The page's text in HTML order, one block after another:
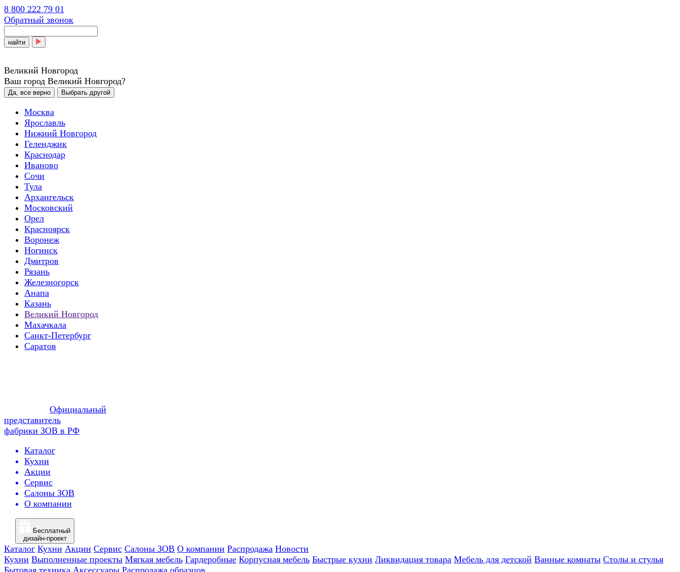
8 800 222 79 01
Обратный звонок
найти
Великий Новгород
Ваш город Великий Новгород?
Да, все верно Выбрать другой
Москва
Ярославль
Нижний Новгород
Геленджик
Краснодар
Иваново
Сочи
Тула
Архангельск
Московский
Орел
Красноярск
Воронеж
Ногинск
Дмитров
Рязань
Железногорск
Анапа
Казань
Великий Новгород
Махачкала
Санкт-Петербург
Саратов
Официальный
представитель
фабрики ЗОВ в РФ
Каталог
Кухни
Акции
Сервис
Салоны ЗОВ
О компании
Бесплатный
дизайн-проект
Каталог Кухни Акции Сервис Салоны ЗОВ О компании Распродажа Новости
Кухни Выполненные проекты Мягкая мебель Гардеробные Корпусная мебель Быстрые кухни Ликвидация товара Мебель для детской Ванные комнаты Столы и стулья
Бытовая техника Аксессуары Распродажа образцов